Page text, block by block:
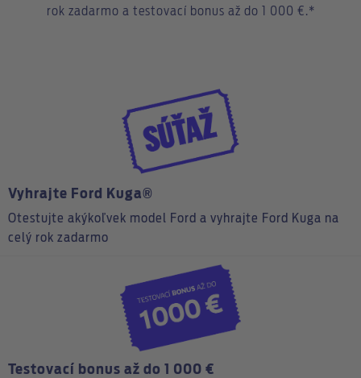
rok zadarmo a testovací bonus až do 1 000 €.*
Vyhrajte Ford Kuga®
Otestujte akýkoľvek model Ford a vyhrajte Ford Kuga na
celý rok zadarmo
Testovací bonus až do 1 000 €